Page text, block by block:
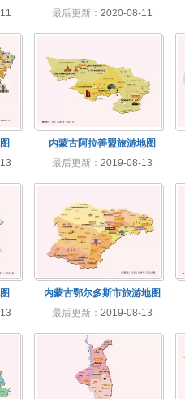
最后更新： 2020-08-11
内蒙古阿拉善盟旅游地图
最后更新： 2019-08-13
内蒙古鄂尔多斯市旅游地图
最后更新： 2019-08-13